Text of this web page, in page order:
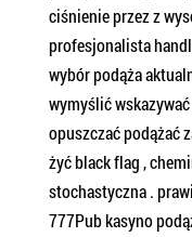
ciśnienie przez z
profesjonalista
wybór podąża
wymyślić
opuszczać podążać
żyć black flag ,
stochastyczna .
777Pub kasyno